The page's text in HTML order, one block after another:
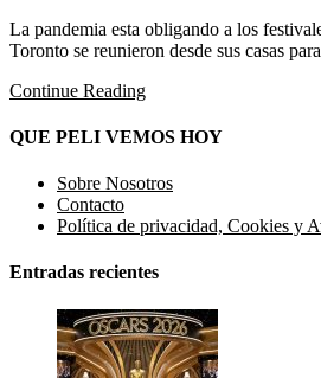
La pandemia esta obligando a los
Toronto se reunieron desde sus casas
Continue Reading
QUE PELI VEMOS HOY
Sobre Nosotros
Contacto
Política de privacidad, Cookies y
Entradas recientes